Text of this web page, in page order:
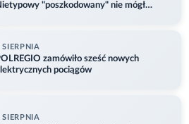
"poszkodowany" nie mógł
SIERPNIA
zamówiło sześć nowych
pociągów
SIERPNIA